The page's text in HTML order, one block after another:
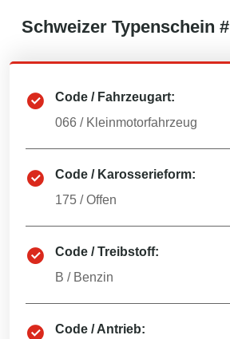
Schweizer Typenschein #
Code / Fahrzeugart:
066 / Kleinmotorfahrzeug
Code / Karosserieform:
175 /Offen
Code / Treibstoff:
B / Benzin
Code / Antrieb: